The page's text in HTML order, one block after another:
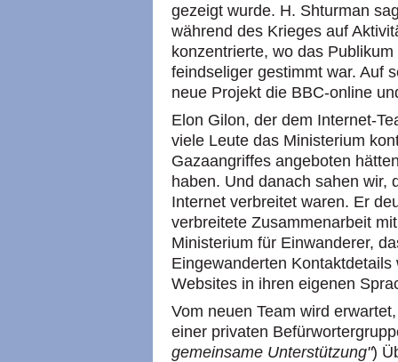
gezeigt wurde. H. Shturman
während des Krieges auf
konzentrierte, wo das
feindseliger gestimmt war. Auf
neue Projekt die BBC-online
Elon Gilon, der dem Internet-
viele Leute das Ministerium
Gazaangriffes angeboten
haben. Und danach sahen wir,
Internet verbreitet waren. Er
verbreitete Zusammenarbeit
Ministerium für Einwanderer,
Eingewanderten
Websites in ihren eigenen
Vom neuen Team wird
einer privaten
gemeinsame Unterstützung")